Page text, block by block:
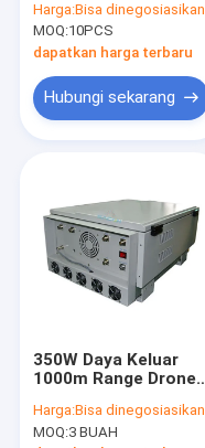
lithium jamming
radius hingga 100m
Harga:Bisa dinegosiasikan
MOQ:10PCS
dapatkan harga terbaru
Hubungi sekarang
350W Daya Keluar
1000m Range Drone
operasi terus
menerus di iklim
Harga:Bisa dinegosiasikan
MOQ:3 BUAH